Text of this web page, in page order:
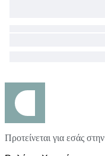
Προτείνεται για εσάς στην